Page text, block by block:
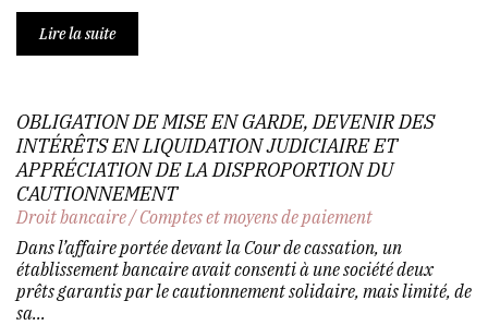
Lire la suite
OBLIGATION DE MISE EN GARDE, DEVENIR DES
INTÉRÊTS EN LIQUIDATION JUDICIAIRE ET
APPRÉCIATION DE LA DISPROPORTION DU
CAUTIONNEMENT
Droit bancaire/Comptes et moyens de paiement
Dans l’affaire portée devant la Cour de cassation, un
établissement bancaire avait consenti à une société deux
prêts garantis par le cautionnement solidaire, mais limité, de
sa...